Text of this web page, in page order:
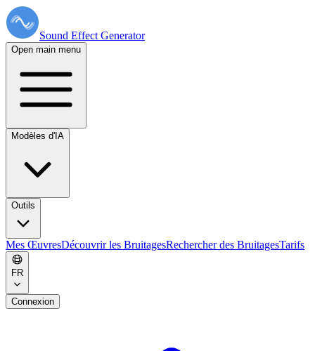
Sound Effect Generator
Open main menu
Modèles d'IA
Outils
Mes ŒuvresDécouvrir les BruitagesRechercher des BruitagesTarifs
FR
Connexion